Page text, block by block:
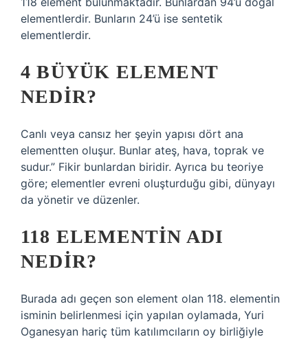
elementlerdir. Bunların 24’ü ise sentetik
elementlerdir.
4 BÜYÜK ELEMENT
NEDIR?
Canlı veya cansız her şeyin yapısı dört ana
elementten oluşur. Bunlar ateş, hava, toprak ve
sudur.” Fikir bunlardan biridir. Ayrıca bu teoriye
göre; elementler evreni oluşturduğu gibi, dünyayı
da yönetir ve düzenler.
118 ELEMENTIN ADI
NEDIR?
Burada adı geçen son element olan 118. elementin
isminin belirlenmesi için yapılan oylamada, Yuri
Oganesyan hariç tüm katılımcıların oy birliğiyle